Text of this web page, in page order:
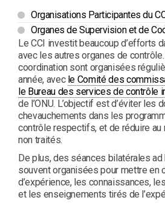
Organisations Participantes du
Organes de Supervision et de
Le CCI investit beaucoup d’efforts
avec les autres organes de
coordination sont organisées
année, avec le Comité des
le Bureau des services de contrôle
de l’ONU. L’objectif est d’éviter
chevauchements dans les
contrôle respectifs, et de réduire
non traités.
De plus, des séances bilatérales
souvent organisées pour mettre en
d’expérience, les connaissances,
et les enseignements tirés de